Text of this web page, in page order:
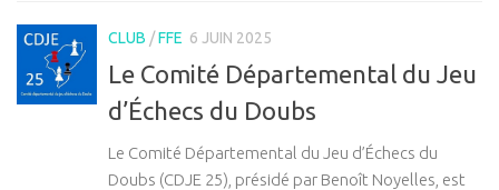
CLUB /FFE 6 JUIN 2025
Le Comité Départemental du Jeu
d’Échecs du Doubs
Le Comité Départemental du Jeu d’Échecs du
Doubs (CDJE 25), présidé par Benoît Noyelles, est